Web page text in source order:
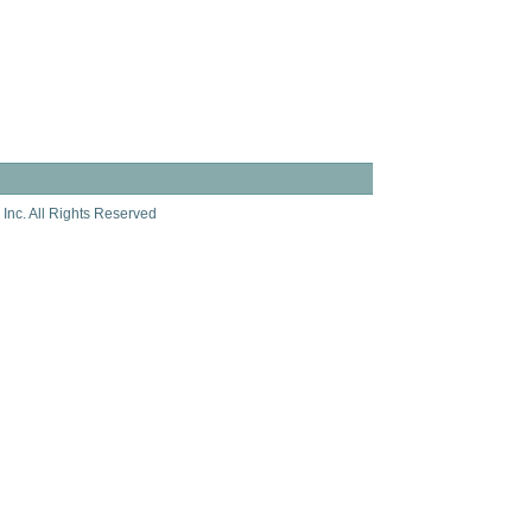
All Rights Reserved